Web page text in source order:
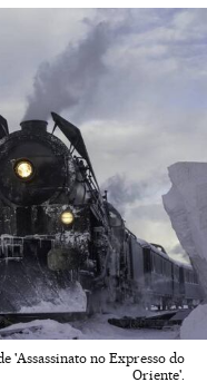
'Assassinato no Expresso do
Oriente'.